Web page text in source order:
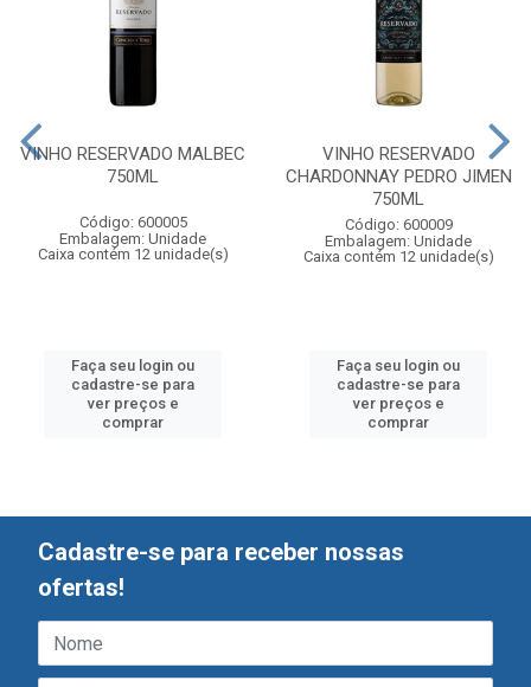
VINHO RESERVADO MALBEC
750ML
Código: 600005
Embalagem: Unidade
Caixa contém 12 unidade(s)
Faça seu login ou
cadastre-se para
ver preços e
comprar
VINHO RESERVADO
CHARDONNAY PEDRO JIMEN
750ML
Código: 600009
Embalagem: Unidade
Caixa contém 12 unidade(s)
Faça seu login ou
cadastre-se para
ver preços e
comprar
Cadastre-se para receber nossas
ofertas!